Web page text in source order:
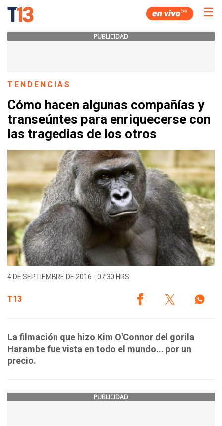
☰
PUBLICIDAD
TENDENCIAS
Cómo hacen algunas compañías y
transeúntes para enriquecerse con
las tragedias de los otros
4 DE SEPTIEMBRE DE 2016 - 07:30 HRS.
T13
La filmación que hizo Kim O'Connor del gorila
Harambe fue vista en todo el mundo... por un
precio.
PUBLICIDAD